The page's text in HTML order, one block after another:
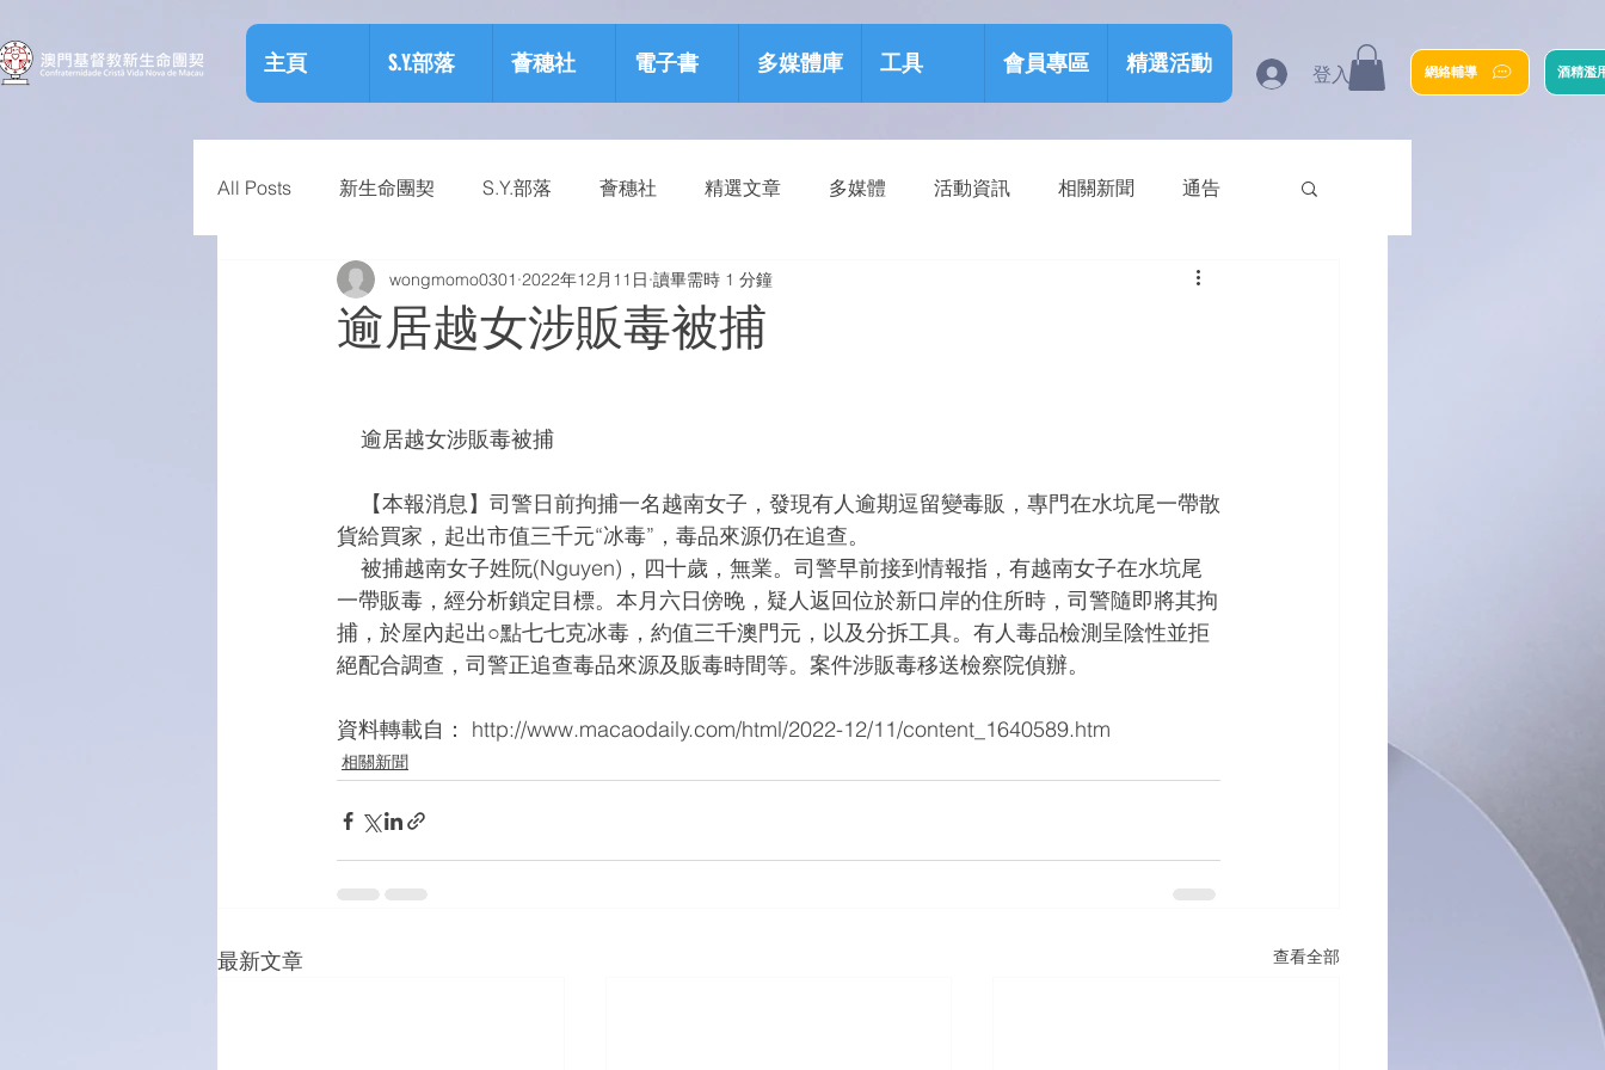
主頁 S.Y.部落 薈穗社 電子書 多媒體庫 工具 會員專區 精選活動 登入 網絡輔導 酒精濫
All Posts 新生命團契 S.Y.部落 薈穗社 精選文章 多媒體 活動資訊 相關新聞 通告
相關資訊 預防物質濫用資源包 健康生活
逾居越女涉販毒被捕
wongmomo0301 2022年12月11日 讀畢需時 1 分鐘
    逾居越女涉販毒被捕
貨給買家，起出市值三千元“冰毒”，毒品來源仍在追查。
一帶販毒，經分析鎖定目標。本月六日傍晚，疑人返回位於新口岸的住所時，司警隨即將其拘
捕，於屋內起出○點七七克冰毒，約值三千澳門元，以及分拆工具。有人毒品檢測呈陰性並拒
絕配合調查，司警正追查毒品來源及販毒時間等。案件涉販毒移送檢察院偵辦。
資料轉載自： http://www.macaodaily.com/html/2022-12/11/content_1640589.htm
相關新聞
最新文章 查看全部